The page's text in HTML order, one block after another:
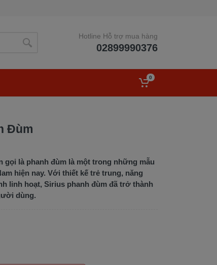
Hotline Hỗ trợ mua hàng
02899990376
0
Đùm
gọi là phanh đùm là một trong những mẫu
hiện nay. Với thiết kế trẻ trung, năng
linh hoạt, Sirius phanh đùm đã trở thành
dùng.